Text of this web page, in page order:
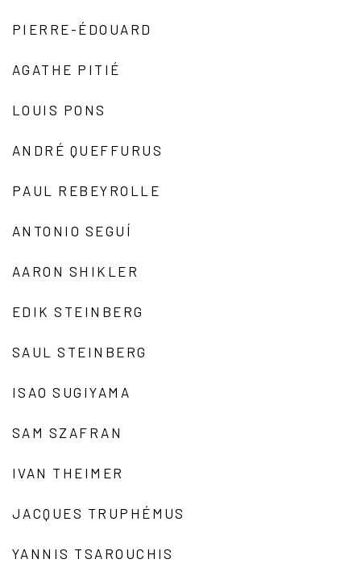
PIERRE-ÉDOUARD
AGATHE PITIÉ
LOUIS PONS
ANDRÉ QUEFFURUS
PAUL REBEYROLLE
ANTONIO SEGUÍ
AARON SHIKLER
EDIK STEINBERG
SAUL STEINBERG
ISAO SUGIYAMA
SAM SZAFRAN
IVAN THEIMER
JACQUES TRUPHÉMUS
YANNIS TSAROUCHIS